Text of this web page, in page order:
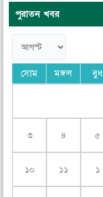
পুরাতন খবর
সোম মঙ্গল বুধ
৩ ৪ ৫
১০ ১১ ১